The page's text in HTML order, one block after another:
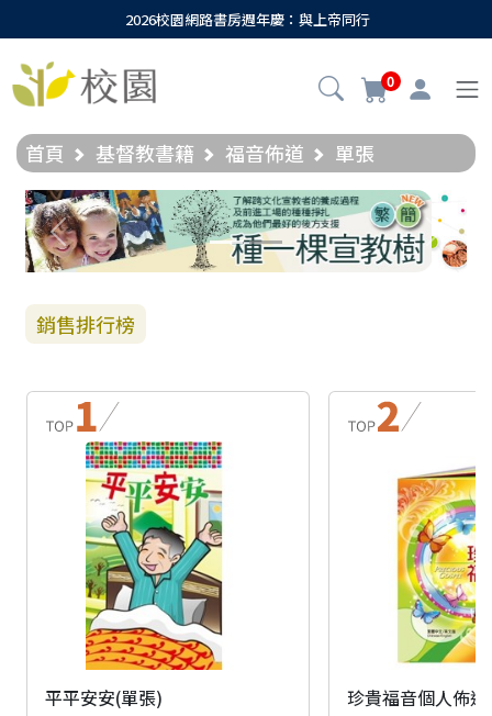
2026校園網路書房週年慶：與上帝同行
0
首頁 基督教書籍 福音佈道 單張
Previous Next
銷售排行榜
平平安安(單張) 珍貴福音個人佈